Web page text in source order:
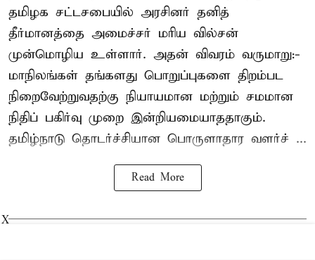
தமிழக சட்டசபையில் அரசினர் தனித்
தீர்மானத்தை அமைச்சர் மரிய வில்சன்
முன்மொழிய உள்ளார். அதன் விவரம் வருமாறு:-
மாநிலங்கள் தங்களது பொறுப்புகளை திறம்பட
நிறைவேற்றுவதற்கு நியாயமான மற்றும் சமமான
நிதிப் பகிர்வு முறை இன்றியமையாததாகும்.
தமிழ்நாடு தொடர்ச்சியான பொருளாதார வளர்ச் ...
Read More
X